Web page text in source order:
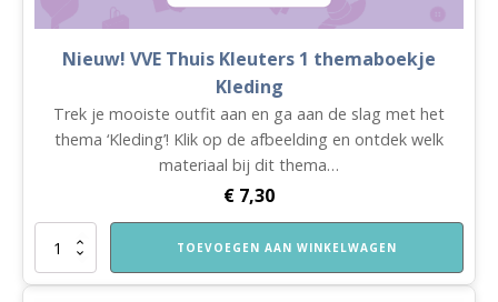
Nieuw! VVE Thuis Kleuters 1 themaboekje
Kleding
Trek je mooiste outfit aan en ga aan de slag met het
thema ‘Kleding’! Klik op de afbeelding en ontdek welk
materiaal bij dit thema…
€ 7,30
Nieuw!
Thuis
TOEVOEGEN AAN WINKELWAGEN